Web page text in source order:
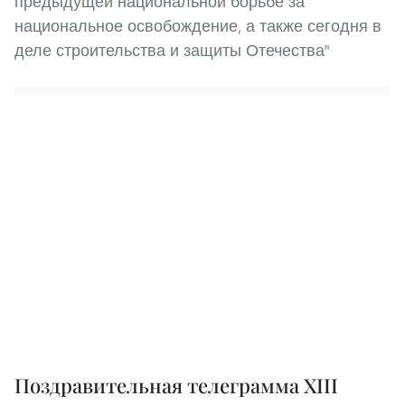
национальное освобождение, а также сегодня в
деле строительства и защиты Отечества"
Поздравительная телеграмма XIII